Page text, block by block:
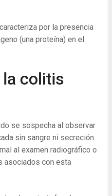
por la presencia
(una proteína) en el
colitis
se sospecha al observar
sin sangre ni secreción
al examen radiográfico o
asociados con esta